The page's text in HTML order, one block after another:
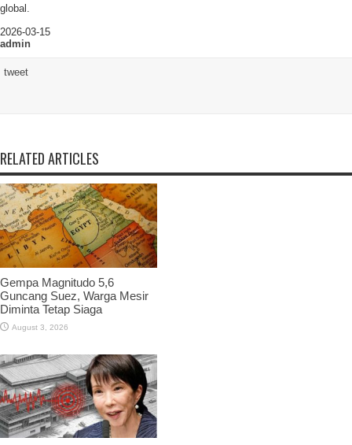
global.
2026-03-15
admin
tweet
RELATED ARTICLES
Gempa Magnitudo 5,6
Guncang Suez, Warga Mesir
Diminta Tetap Siaga
August 3, 2026